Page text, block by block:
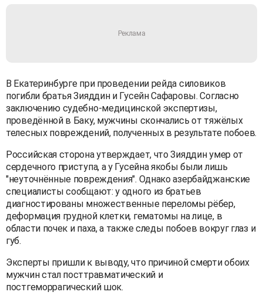
В Екатеринбурге при проведении рейда силовиков
погибли братья Зияддин и Гусейн Сафаровы. Согласно
заключению судебно-медицинской экспертизы,
проведённой в Баку, мужчины скончались от тяжёлых
телесных повреждений, полученных в результате побоев.
Российская сторона утверждает, что Зияддин умер от
сердечного приступа, а у Гусейна якобы были лишь
"неуточнённые повреждения". Однако азербайджанские
специалисты сообщают: у одного из братьев
диагностированы множественные переломы рёбер,
деформация грудной клетки, гематомы на лице, в
области почек и паха, а также следы побоев вокруг глаз и
губ.
Эксперты пришли к выводу, что причиной смерти обоих
мужчин стал посттравматический и
постгеморрагический шок.